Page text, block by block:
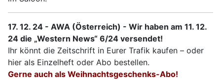
17. 12. 24 - AWA (Österreich) - Wir haben am 11. 12.
24 die „Western News“ 6/24 versendet!
Ihr könnt die Zeitschrift in Eurer Trafik kaufen – oder
hier als Einzelheft oder Abo bestellen.
Gerne auch als Weihnachtsgeschenks-Abo!